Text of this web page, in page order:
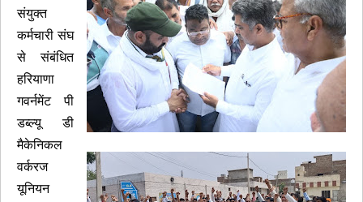
संयुक्त
कर्मचारी संघ
से संबंधित
हरियाणा
गवर्नमेंट पी
डब्ल्यू डी
मैकेनिकल
वर्करज
यूनियन